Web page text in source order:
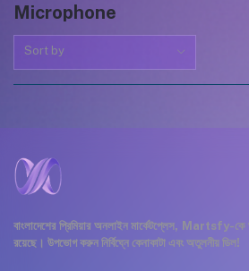
Microphone
Sort by
বাংলাদেশের প্রিমিয়ার অনলাইন মার্কেটপ্লেস, Martsfy-কে
রয়েছে। উপভোগ করুন নির্বিঘ্নে কেনাকাটা এবং অতুলনীয় ডিল!